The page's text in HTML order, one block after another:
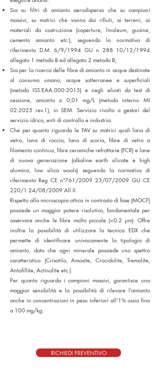
Sia su filtri di amianto aerodisperso che su campioni
massivi, su matrici che vanno dai rifiuti, ai terreni, ai
materiali da costruzione (coperture, linoleum, guaine,
cemento amianto etc.), seguendo la normativa di
riferimento D.M. 6/9/1994 GU n 288 10/12/1994
allegato 1 metodo B ed allegato 2 metodo B;
Sia per la ricerca delle fibre di amianto in acque destinate
al consumo umano, acque sotterranee e superficiali
(metodo ISS.EAA.000:2015) e negli eluati da test di
cessione, amianto ≥ 0,01 mg/L (metodo interno MI
02:2025 rev.1), in SEM. Servizio rivolto a gestori del
servizio idrico, enti di controllo e industria.
Che per quanto riguarda le FAV su matrici quali lana di
vetro, lana di roccia, lana di scoria, fibre di vetro a
filamento continuo, fibre ceramiche refrattarie (FCR) e lane
di nuova generazione (alkaline earth silicate e high
alumina, low silica wools) seguendo la normativa di
riferimento Reg CE n°761/2009 23/07/2009 GU CE
220/1 24/08/2009 All II.
Rispetto alla microscopia ottica in contrasto di fase (MOCF)
possiede un maggior potere risolutivo, fondamentale per
osservare anche le fibre molto piccole (<0.2 µm). Offre
inoltre la possibilità di utilizzare la tecnica EDX che
permette di identificare univocamente la tipologia di
amianto, dato che ogni minerale possiede uno spettro
caratteristico (Crisotilo, Amosite, Crocidolite, Tremolite,
Antofillite, Actinolite etc.).
Per quanto riguarda i campioni massivi, garantisce una
maggior sensibilità e la possibilità di rilevare l’amianto
anche in concentrazioni in peso inferiori all’1% ossia fino
a 100 mg/kg.
RICHIEDI PREVENTIVO